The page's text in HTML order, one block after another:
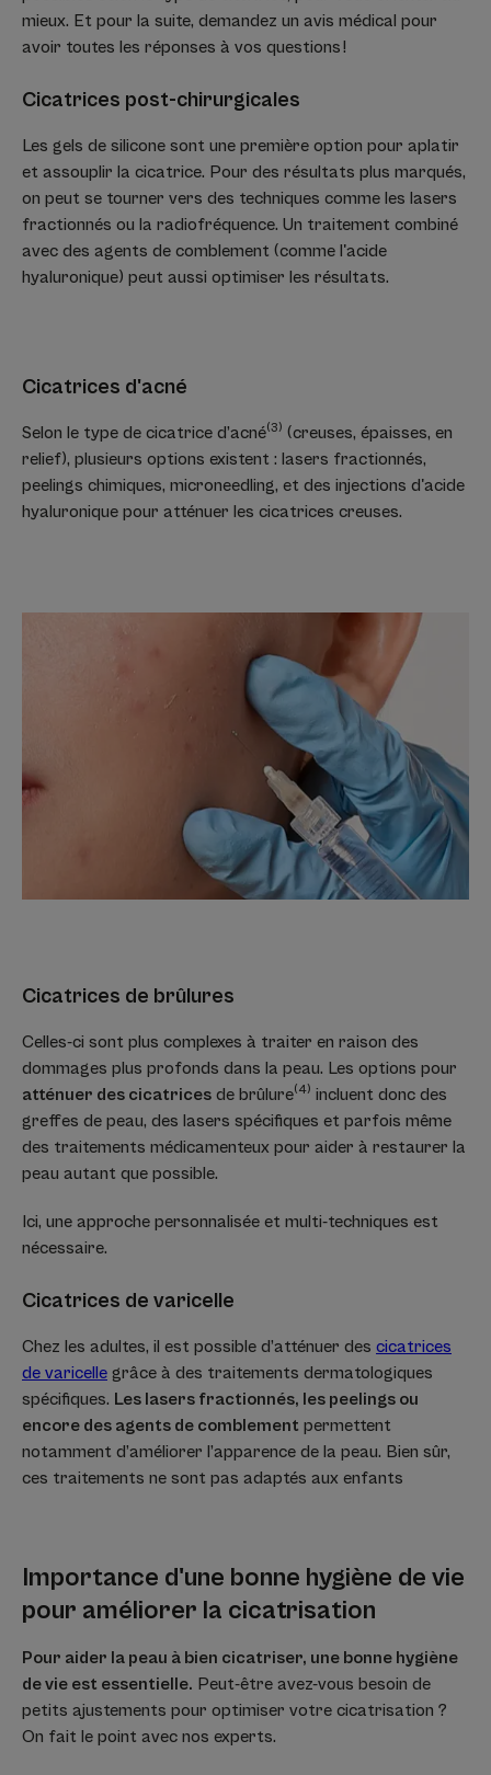
mieux. Et pour la suite, demandez un avis médical pour
avoir toutes les réponses à vos questions !
Cicatrices post-chirurgicales
Les gels de silicone sont une première option pour aplatir
et assouplir la cicatrice. Pour des résultats plus marqués,
on peut se tourner vers des techniques comme les lasers
fractionnés ou la radiofréquence. Un traitement combiné
avec des agents de comblement (comme l'acide
hyaluronique) peut aussi optimiser les résultats.
Cicatrices d'acné
Selon le type de cicatrice d’acné(3) (creuses, épaisses, en
relief), plusieurs options existent : lasers fractionnés,
peelings chimiques, microneedling, et des injections d'acide
hyaluronique pour atténuer les cicatrices creuses.
Cicatrices de brûlures
Celles-ci sont plus complexes à traiter en raison des
dommages plus profonds dans la peau. Les options pour
atténuer des cicatrices de brûlure(4) incluent donc des
greffes de peau, des lasers spécifiques et parfois même
des traitements médicamenteux pour aider à restaurer la
peau autant que possible.
Ici, une approche personnalisée et multi-techniques est
nécessaire.
Cicatrices de varicelle
Chez les adultes, il est possible d’atténuer des cicatrices
de varicelle grâce à des traitements dermatologiques
spécifiques. Les lasers fractionnés, les peelings ou
encore des agents de comblement permettent
notamment d’améliorer l’apparence de la peau. Bien sûr,
ces traitements ne sont pas adaptés aux enfants
Importance d'une bonne hygiène de vie
pour améliorer la cicatrisation
Pour aider la peau à bien cicatriser, une bonne hygiène
de vie est essentielle. Peut-être avez-vous besoin de
petits ajustements pour optimiser votre cicatrisation ?
On fait le point avec nos experts.